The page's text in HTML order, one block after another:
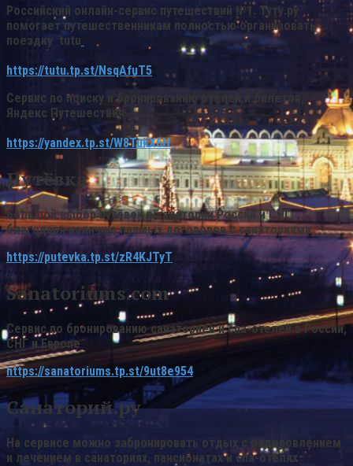
Российский онлайн-сервис путешествий №1. Туту.ру
помогает путешественникам полностью организовать
поездку tutu
https://tutu.tp.st/NsqAfuT5
Сервис по поиску и бронированию отелей и билетов,
Яндекс Путешествия
https://yandex.tp.st/W8TukX6H
Путёвка
Большой выбор путёвок в санатории России и СНГ,
благодаря наличию прямых договоров с санаториями
https://putevka.tp.st/zR4KJTyT
Sanatoriums.com
Сервис по бронированию санаториев и спа-отелей в России,
СНГ и Европе
https://sanatoriums.tp.st/9ut8e954
Санаторий.ру
На сервисе можно забронировать отдых с оздоровлением
и лечением в санаториях, пансионатах и спа-отелях